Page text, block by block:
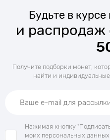
Будьте в
и распродаж
Получите подборки монет,
найти и
Нажимая кнопку
моих персональных данных